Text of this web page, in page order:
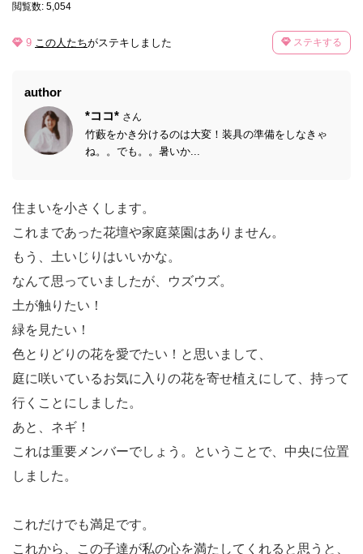
閲覧数: 5,054
9 この人たちがステキしました ステキする
author
*ココ* さん
竹藪をかき分けるのは大変！装具の準備をしなきゃ
ね。。でも。。暑いか...
住まいを小さくします。
これまであった花壇や家庭菜園はありません。
もう、土いじりはいいかな。
なんて思っていましたが、ウズウズ。
土が触りたい！
緑を見たい！
色とりどりの花を愛でたい！と思いまして、
庭に咲いているお気に入りの花を寄せ植えにして、持って
行くことにしました。
あと、ネギ！
これは重要メンバーでしょう。ということで、中央に位置
しました。
これだけでも満足です。
これから、この子達が私の心を満たしてくれると思うと、